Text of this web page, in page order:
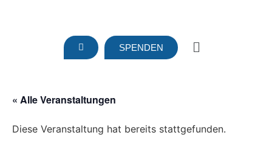
SPENDEN
« Alle Veranstaltungen
Diese Veranstaltung hat bereits stattgefunden.